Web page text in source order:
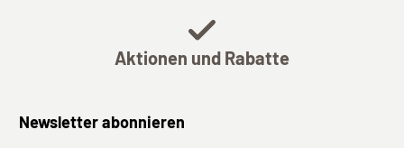
Aktionen und Rabatte
Newsletter abonnieren